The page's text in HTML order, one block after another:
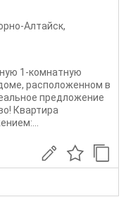
Алтайск,
1-комнатную
расположенном в
предложение
Квартира